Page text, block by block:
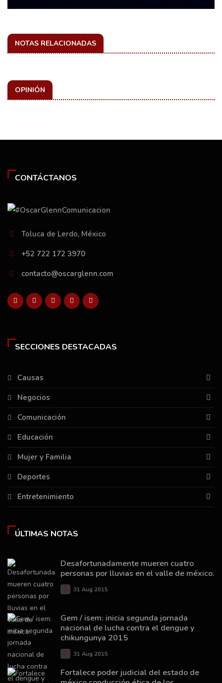
NOTAS RELACIONADAS
OPINIÓN
CONTÁCTANOS
Toluca de Lerdo, México
+52 722 172 3970
contacto@oscarglenn.com
SECCIONES DESTACADAS
Causas
Negocios
Comunicación
Educación
Mujer y Familia
Deportes
Entretenimiento
ÚLTIMAS NOTAS
Desafortunadamente mueren cuatro
personas por lluvias en el valle de méxico.
31 Aug 2015
Gem / isem: inicia segunda jornada
nacional de lucha contra el dengue y
chikungunya 2015
31 Aug 2015
Fortalece poder judicial del estado de